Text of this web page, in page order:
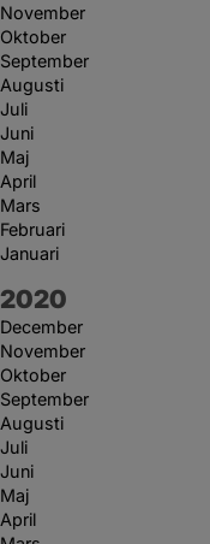
November
Oktober
September
Augusti
Juli
Juni
Maj
April
Mars
Februari
Januari
År:
2020
December
November
Oktober
September
Augusti
Juli
Juni
Maj
April